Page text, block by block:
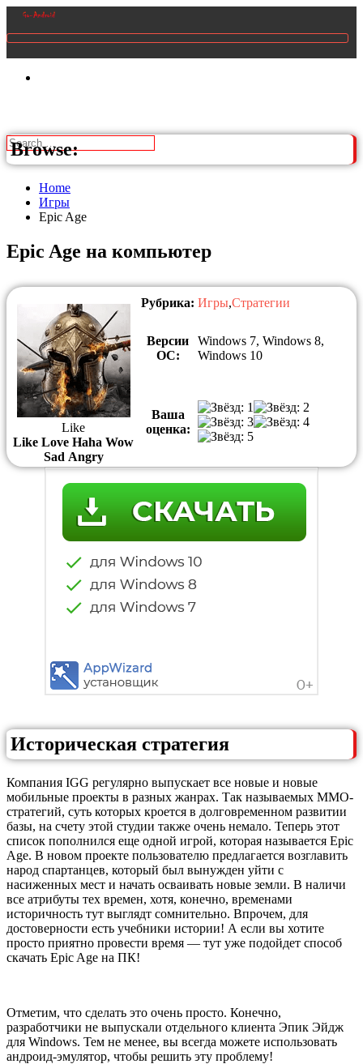
Browse:
Home
Игры
Epic Age
Epic Age на компьютер
Like
Like Love Haha Wow
Sad Angry
Рубрика: Игры,Стратегии
Версии
ОС:
Windows 7, Windows 8,
Windows 10
Ваша
оценка:
Историческая стратегия
Компания IGG регулярно выпускает все новые и новые
мобильные проекты в разных жанрах. Так называемых MMO-
стратегий, суть которых кроется в долговременном развитии
базы, на счету этой студии также очень немало. Теперь этот
список пополнился еще одной игрой, которая называется Epic
Age. В новом проекте пользователю предлагается возглавить
народ спартанцев, который был вынужден уйти с
насиженных мест и начать осваивать новые земли. В наличи
все атрибуты тех времен, хотя, конечно, временами
историчность тут выглядт сомнительно. Впрочем, для
достоверности есть учебники истории! А если вы хотите
просто приятно провести время — тут уже подойдет способ
скачать Epic Age на ПК!
Отметим, что сделать это очень просто. Конечно,
разработчики не выпускали отдельного клиента Эпик Эйдж
для Windows. Тем не менее, вы всегда можете использовать
андроид-эмулятор, чтобы решить эту проблему!